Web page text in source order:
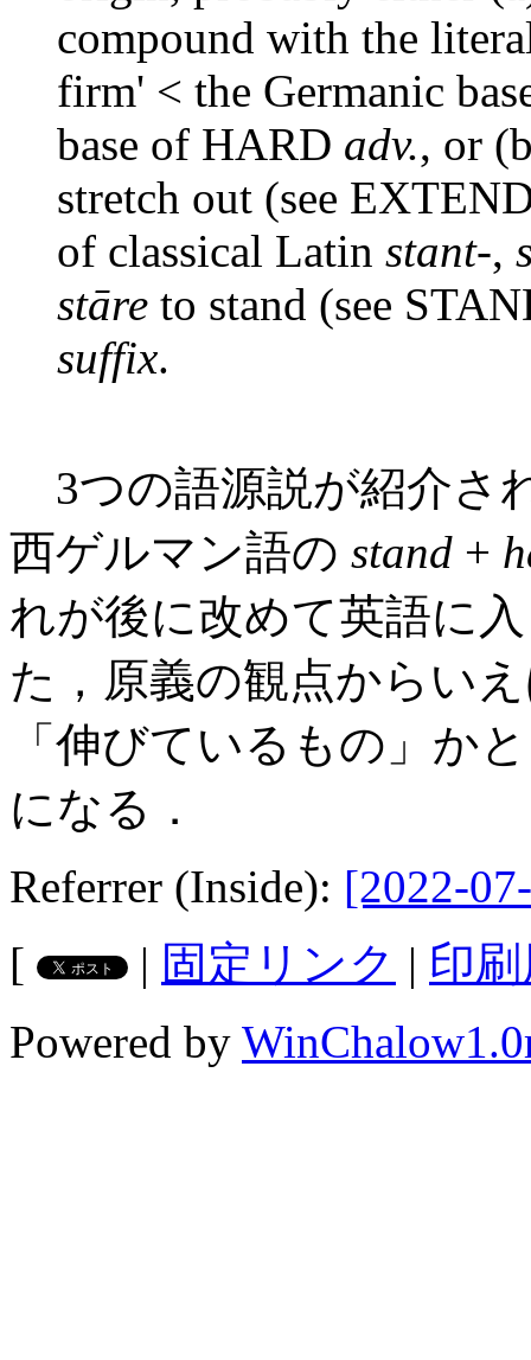
compound with the
firm' < the Germanic
base of HARD adv., or
stretch out (see
of classical Latin stant-,
stāre to stand (see
suffix.
3つの語源説が紹介さ
西ゲルマン語の stand +
れが後に改めて英語に
た，原義の観点からい
「伸びているもの」か
になる．
Referrer (Inside): [2022-
[
| 固定リンク | 印
Powered by